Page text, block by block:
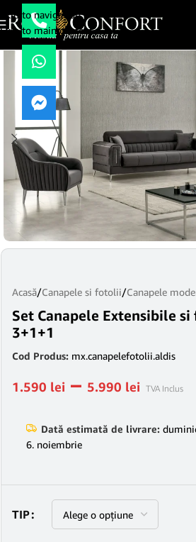
Skip to navigation
Skip to main content
Acasă/Canapele si fotolii/Canapele
Set Canapele Extensibile
3+1+1
Cod Produs: mx.canapelefotolii.aldis
1.590 lei – 5.990 lei TVA Inclus
Dată estimată de livrare:
6. noiembrie
TIP